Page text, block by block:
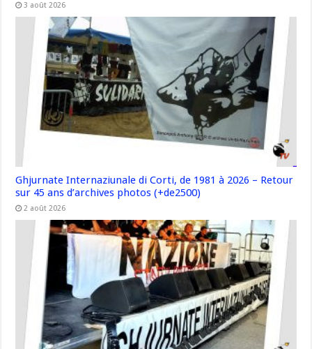
3 août 2026
Ghjurnate Internaziunale di Corti, de 1981 à 2026 – Retour
sur 45 ans d’archives photos (+de2500)
2 août 2026